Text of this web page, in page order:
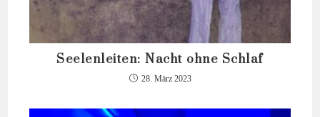
Seelenleiten: Nacht ohne Schlaf
28. März 2023